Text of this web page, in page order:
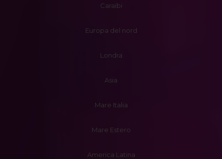
Caraibi
Europa del nord
Londra
Asia
Mare Italia
Mare Estero
America Latina